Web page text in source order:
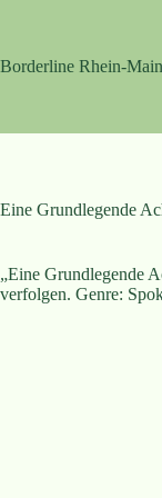
Borderline Rhein-
Eine Grundlegende
„Eine Grundlegende
verfolgen. Genre: